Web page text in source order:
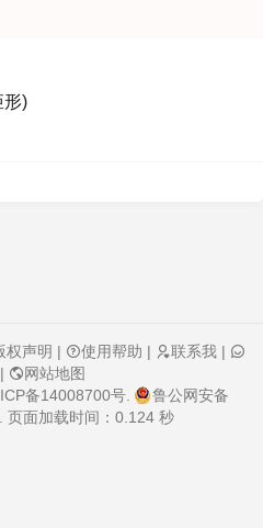
形)
权声明 | 使用帮助 | 联系我 |
|
网站地图
备14008700号.
鲁公网安备
. 页面加载时间：0.124 秒